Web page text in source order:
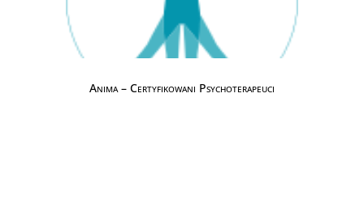
Anima – Certyfikowani Psychoterapeuci